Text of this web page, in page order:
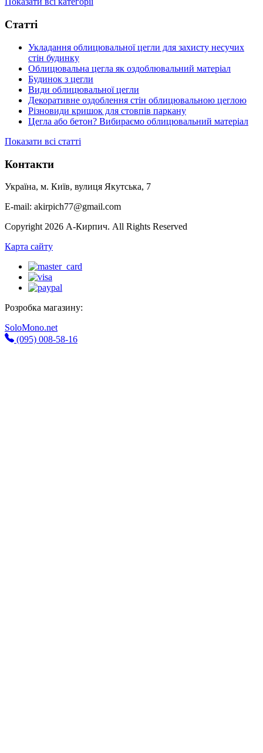
Статті
Укладання облицювальної цегли для захисту несучих
стін будинку
Облицювальна цегла як оздоблювальний матеріал
Будинок з цегли
Види облицювальної цегли
Декоративне оздоблення стін облицювальною цеглою
Різновиди кришок для стовпів паркану
Цегла або бетон? Вибираємо облицювальний матеріал
Показати всі статті
Контакти
Україна, м. Київ, вулиця Якутська, 7
E-mail: akirpich77@gmail.com
Copyright 2026 А-Кирпич. All Rights Reserved
Карта сайту
Розробка магазину:
SoloMono.net
(095) 008-58-16